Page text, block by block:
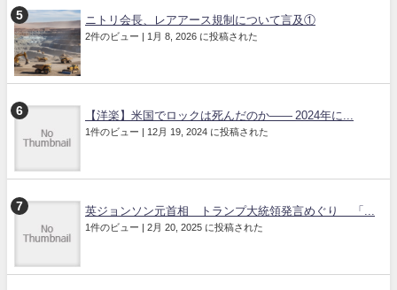
ニトリ会長、レアアース規制について言及①
2件のビュー 1月 8, 2026 に投稿された
【洋楽】米国でロックは死んだのか―― 2024年に...
1件のビュー 12月 19, 2024 に投稿された
英ジョンソン元首相 トランプ大統領発言めぐり 「...
1件のビュー 2月 20, 2025 に投稿された